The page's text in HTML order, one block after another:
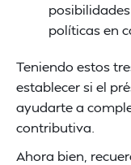
políticas en
Teniendo estos
establecer si el
ayudarte a
contributiva.
Ahora bien,